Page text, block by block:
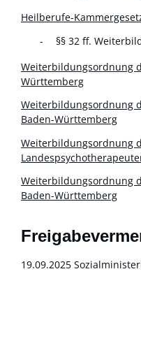
Heilberufe-
§§ 32 ff.
Weiterbildungsordnung
Württemberg
Weiterbildungsordnung
Baden-Württemberg
Weiterbildungsordnung
Weiterbildungsordnung
Baden-Württemberg
19.09.2025